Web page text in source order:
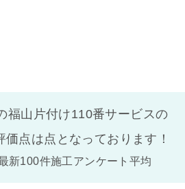
福山片付け110番サービスの
価点は点となっております！
新100件施工アンケート平均